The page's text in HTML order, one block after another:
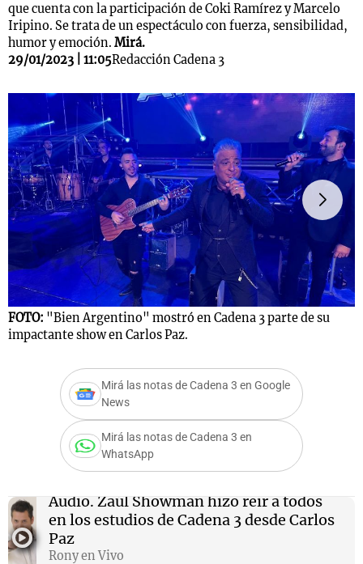
que cuenta con la participación de Coki Ramírez y Marcelo
Iripino. Se trata de un espectáculo con fuerza, sensibilidad,
humor y emoción. Mirá.
29/01/2023 | 11:05Redacción Cadena 3
FOTO: "Bien Argentino" mostró en Cadena 3 parte de su
impactante show en Carlos Paz.
Mirá las notas de Cadena 3 en Google
News
Mirá las notas de Cadena 3 en
WhatsApp
Audio. Zaúl Showman hizo reír a todos
en los estudios de Cadena 3 desde Carlos
Paz
Rony en Vivo
Notas
Mundial 2026
Notas
La Sole en
Cadena 3